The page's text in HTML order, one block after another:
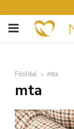
PRIMARY
Főoldal mta
mta